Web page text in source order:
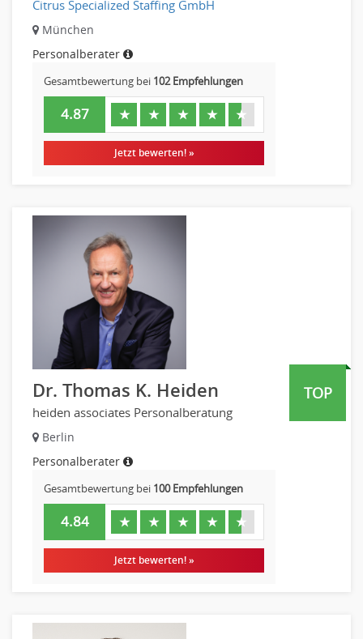
Telesales
Verkauf (Handel)
Citrus Specialized Staffing GmbH
München
Personalberater
Gesamtbewertung bei 102 Empfehlungen
4.87 ★ ★ ★ ★ ★
Jetzt bewerten! »
TOP
Dr. Thomas K. Heiden
heiden associates Personalberatung
Berlin
Personalberater
Gesamtbewertung bei 100 Empfehlungen
4.84 ★ ★ ★ ★ ★
Jetzt bewerten! »